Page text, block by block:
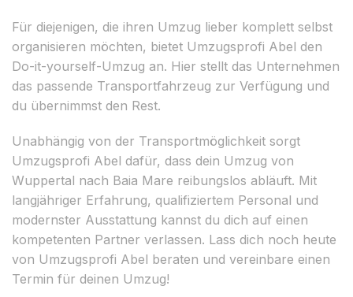
Für diejenigen, die ihren Umzug lieber komplett selbst
organisieren möchten, bietet Umzugsprofi Abel den
Do-it-yourself-Umzug an. Hier stellt das Unternehmen
das passende Transportfahrzeug zur Verfügung und
du übernimmst den Rest.
Unabhängig von der Transportmöglichkeit sorgt
Umzugsprofi Abel dafür, dass dein Umzug von
Wuppertal nach Baia Mare reibungslos abläuft. Mit
langjähriger Erfahrung, qualifiziertem Personal und
modernster Ausstattung kannst du dich auf einen
kompetenten Partner verlassen. Lass dich noch heute
von Umzugsprofi Abel beraten und vereinbare einen
Termin für deinen Umzug!